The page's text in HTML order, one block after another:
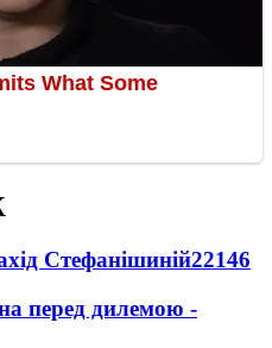
Стефанішиній22146
перед дилемою -